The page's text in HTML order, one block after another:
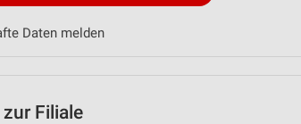
Daten melden
Filiale